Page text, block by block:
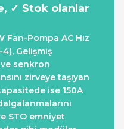
✓ Stok olanlar
Fan-Pompa AC Hız
Gelişmiş
senkron
zirveye taşıyan
ise 150A
STO emniyet